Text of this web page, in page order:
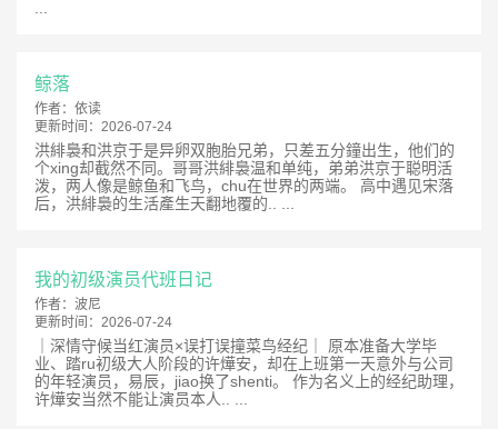
鲸落
作者： 依读
更新时间： 2026-07-24
洪緋裊和洪京于是异卵双胞胎兄弟，只差五分鐘出生，他们的
个xing却截然不同。哥哥洪緋裊温和单纯，弟弟洪京于聪明活
泼，两人像是鲸鱼和飞鸟，chu在世界的两端。 高中遇见宋落
后，洪緋裊的生活產生天翻地覆的.. ...
我的初级演员代班日记
作者： 波尼
更新时间： 2026-07-24
｜深情守候当红演员×误打误撞菜鸟经纪｜ 原本准备大学毕
业、踏ru初级大人阶段的许燁安，却在上班第一天意外与公司
的年轻演员，易辰，jiao换了shenti。 作为名义上的经纪助理，
许燁安当然不能让演员本人.. ...